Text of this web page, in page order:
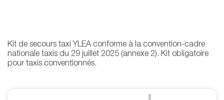
Kit de secours taxi YLEA conforme à la convention-cadre
nationale taxis du 29 juillet 2025 (annexe 2). Kit obligatoire
pour taxis conventionnés.